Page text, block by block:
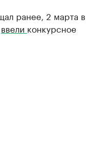
ранее, 2 марта в
ввели конкурсное